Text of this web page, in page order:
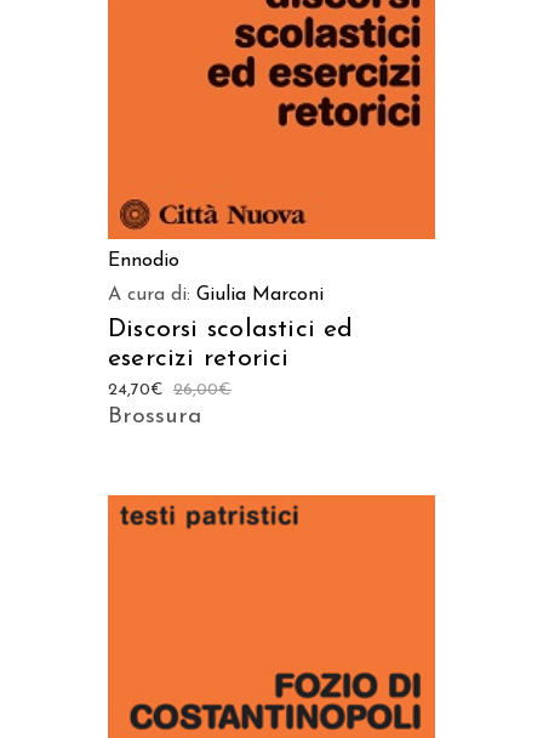
Ennodio
A cura di: Giulia Marconi
Discorsi scolastici ed
esercizi retorici
26,00€
24,70€
Brossura